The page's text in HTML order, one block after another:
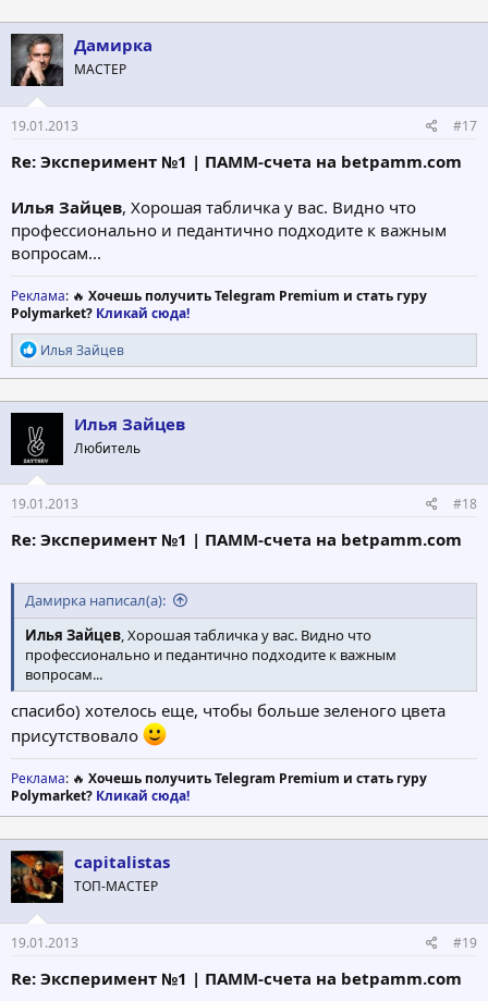
а
к
ц
и
и
:
Дамирка
МАСТЕР
19.01.2013 #17
Re: Эксперимент №1 | ПАММ-счета на betpamm.com
Илья Зайцев, Хорошая табличка у вас. Видно что
профессионально и педантично подходите к важным
вопросам...
Реклама: 🔥 Хочешь получить Telegram Premium и стать гуру
Polymarket? Кликай сюда!
Р
е
а
к
ц
и
и
:
Илья Зайцев
Илья Зайцев
Любитель
19.01.2013 #18
Re: Эксперимент №1 | ПАММ-счета на betpamm.com
Дамирка написал(а):
Илья Зайцев, Хорошая табличка у вас. Видно что
профессионально и педантично подходите к важным
вопросам...
спасибо) хотелось еще, чтобы больше зеленого цвета
присутствовало
Реклама: 🔥 Хочешь получить Telegram Premium и стать гуру
Polymarket? Кликай сюда!
capitalistas
ТОП-МАСТЕР
19.01.2013 #19
Re: Эксперимент №1 | ПАММ-счета на betpamm.com